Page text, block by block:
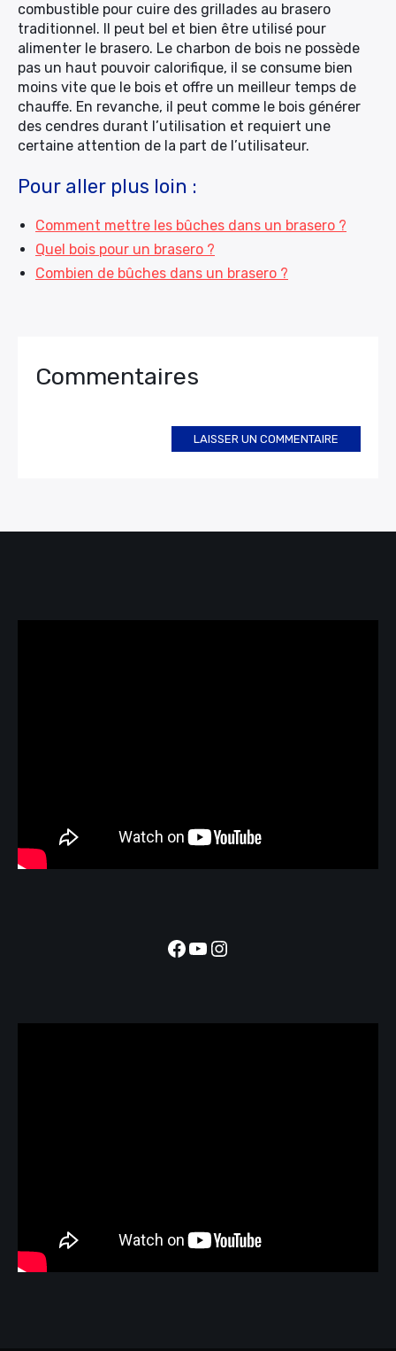
combustible pour cuire des grillades au brasero
traditionnel. Il peut bel et bien être utilisé pour
alimenter le brasero. Le charbon de bois ne possède
pas un haut pouvoir calorifique, il se consume bien
moins vite que le bois et offre un meilleur temps de
chauffe. En revanche, il peut comme le bois générer
des cendres durant l’utilisation et requiert une
certaine attention de la part de l’utilisateur.
Pour aller plus loin :
Comment mettre les bûches dans un brasero ?
Quel bois pour un brasero ?
Combien de bûches dans un brasero ?
Commentaires
LAISSER UN COMMENTAIRE
Facebook
YouTube
Instagram